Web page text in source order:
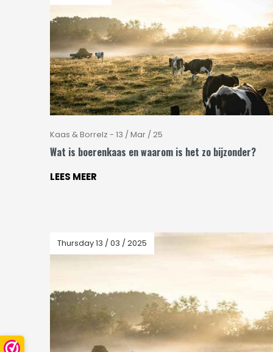
Kaas & Borrelz - 13 / Mar / 25
Wat is boerenkaas en waarom is het zo bijzonder?
LEES MEER
Thursday 13 / 03 / 2025